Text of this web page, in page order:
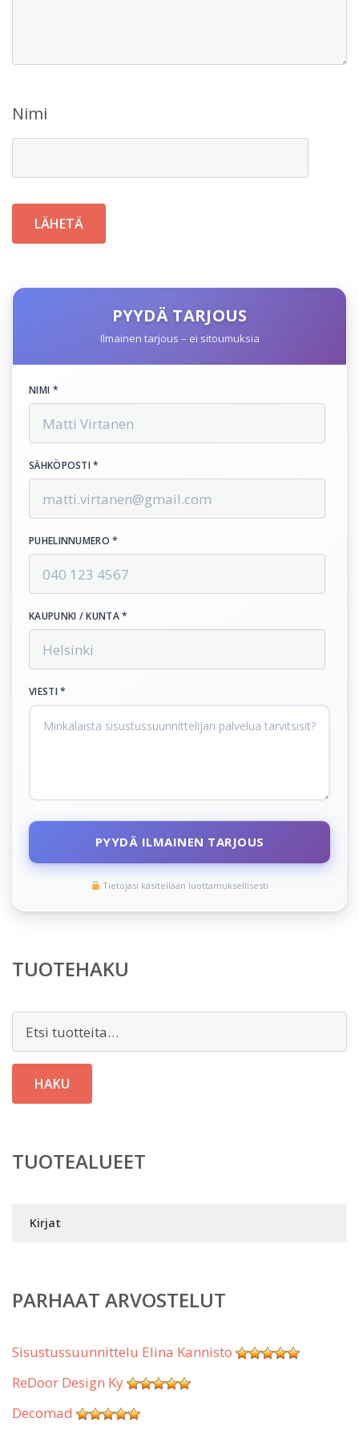
Nimi
PYYDÄ TARJOUS
Ilmainen tarjous – ei sitoumuksia
NIMI *
SÄHKÖPOSTI *
PUHELINNUMERO *
KAUPUNKI / KUNTA *
VIESTI *
PYYDÄ ILMAINEN TARJOUS
Tietojasi käsitellään luottamuksellisesti
TUOTEHAKU
HAKU
TUOTEALUEET
Kirjat
PARHAAT ARVOSTELUT
Sisustussuunnittelu Elina Kannisto
ReDoor Design Ky
Decomad